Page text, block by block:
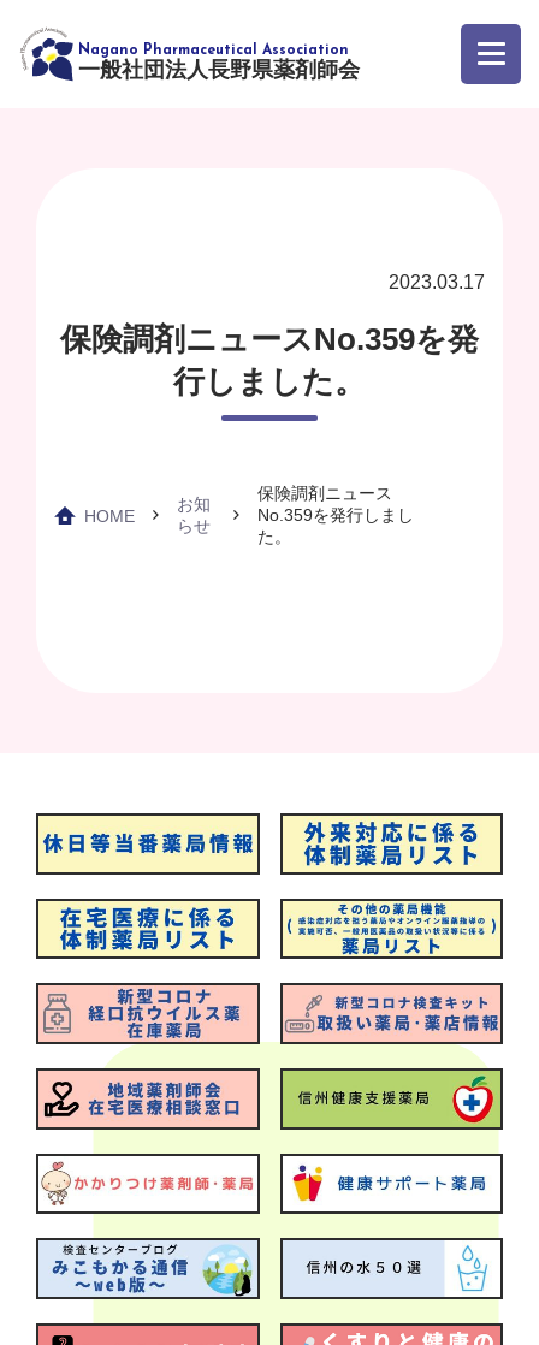
一般社団法人長野県薬剤師会
2023.03.17
保険調剤ニュースNo.359を発
行しました。
HOME
お知
らせ
保険調剤ニュース
No.359を発行しまし
た。